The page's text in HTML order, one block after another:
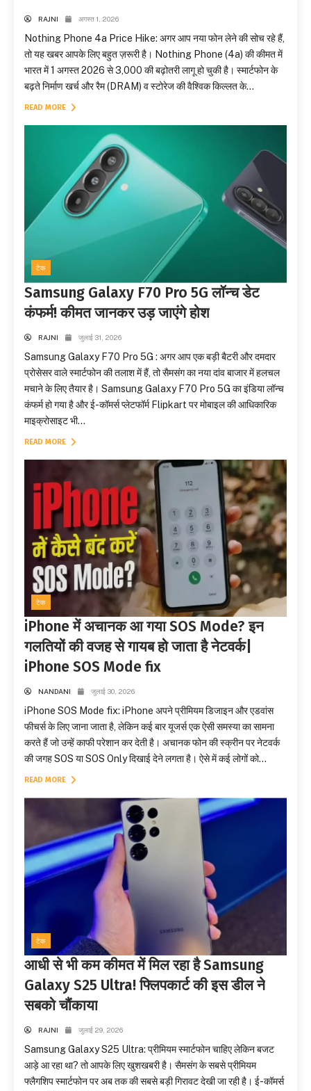
RAJNI अगस्त 1, 2026
Nothing Phone 4a Price Hike: अगर आप नया फोन लेने की सोच रहे हैं,
तो यह खबर आपके लिए बहुत ज़रूरी है। Nothing Phone (4a) की कीमत में
भारत में 1 अगस्त 2026 से 3,000 की बढ़ोतरी लागू हो चुकी है। स्मार्टफोन के
बढ़ते निर्माण खर्च और रैम (DRAM) व स्टोरेज की वैश्विक किल्लत के...
READ MORE
टेक
Samsung Galaxy F70 Pro 5G लॉन्च डेट
कंफर्म! कीमत जानकर उड़ जाएंगे होश
RAJNI जुलाई 31, 2026
Samsung Galaxy F70 Pro 5G : अगर आप एक बड़ी बैटरी और दमदार
प्रोसेसर वाले स्मार्टफोन की तलाश में हैं, तो सैमसंग का नया दांव बाजार में हलचल
मचाने के लिए तैयार है। Samsung Galaxy F70 Pro 5G का इंडिया लॉन्च
कंफर्म हो गया है और ई-कॉमर्स प्लेटफॉर्म Flipkart पर मोबाइल की आधिकारिक
माइक्रोसाइट भी...
READ MORE
टेक
iPhone में अचानक आ गया SOS Mode? इन
गलतियों की वजह से गायब हो जाता है नेटवर्क|
iPhone SOS Mode fix
NANDANI जुलाई 30, 2026
iPhone SOS Mode fix: iPhone अपने प्रीमियम डिजाइन और एडवांस
फीचर्स के लिए जाना जाता है, लेकिन कई बार यूजर्स एक ऐसी समस्या का सामना
करते हैं जो उन्हें काफी परेशान कर देती है। अचानक फोन की स्क्रीन पर नेटवर्क
की जगह SOS या SOS Only दिखाई देने लगता है। ऐसे में कई लोगों को...
READ MORE
टेक
आधी से भी कम कीमत में मिल रहा है Samsung
Galaxy S25 Ultra! फ्लिपकार्ट की इस डील ने
सबको चौंकाया
RAJNI जुलाई 29, 2026
Samsung Galaxy S25 Ultra: प्रीमियम स्मार्टफोन चाहिए लेकिन बजट
आड़े आ रहा था? तो आपके लिए खुशखबरी है। सैमसंग के सबसे प्रीमियम
फ्लैगशिप स्मार्टफोन पर अब तक की सबसे बड़ी गिरावट देखी जा रही है। ई-कॉमर्स